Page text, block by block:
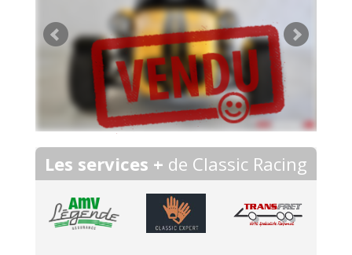
Les services + de Classic Racing